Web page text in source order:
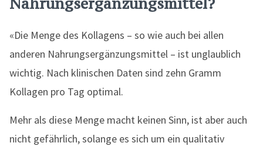
«Die Menge des Kollagens – so wie auch bei allen
anderen Nahrungsergänzungsmittel – ist unglaublich
wichtig. Nach klinischen Daten sind zehn Gramm
Kollagen pro Tag optimal.
Mehr als diese Menge macht keinen Sinn, ist aber auch
nicht gefährlich, solange es sich um ein qualitativ